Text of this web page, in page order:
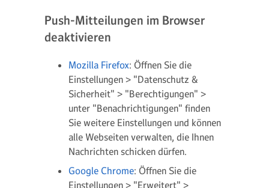
Push-Mitteilungen im Browser
deaktivieren
Mozilla Firefox: Öffnen Sie die
Einstellungen > "Datenschutz &
Sicherheit" > "Berechtigungen" >
unter "Benachrichtigungen" finden
Sie weitere Einstellungen und können
alle Webseiten verwalten, die Ihnen
Nachrichten schicken dürfen.
Google Chrome: Öffnen Sie die
Einstellungen > "Erweitert" >